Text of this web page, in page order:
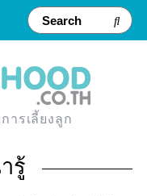
ารเลี้ยงลูก
รู้